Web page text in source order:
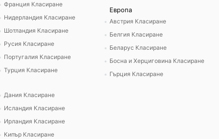
Франция Класиране
Нидерландия Класиране
Шотландия Класиране
Русия Класиране
Португалия Класиране
Турция Класиране
Европа
Австрия Класиране
Белгия Класиране
Беларус Класиране
Босна и Херциговина Класиране
Гърция Класиране
Дания Класиране
Исландия Класиране
Ирландия Класиране
Кипър Класиране